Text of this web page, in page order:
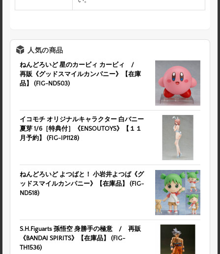
人気の商品
ねんどろいど 星のカービィ カービィ /
再販《グッドスマイルカンパニー》【在庫
品】 (FIG-ND503)
イコモチ オリジナルキャラクター 白バニー
夏芽 1/6［特典付］《ENSOUTOYS》【１１
月予約】 (FIG-IP1128)
ねんどろいど よつばと！ 小岩井よつば《グ
ッドスマイルカンパニー》【在庫品】 (FIG-
ND518)
S.H.Figuarts 孫悟空 身勝手の極意 / 再販
《BANDAI SPIRITS》【在庫品】 (FIG-
TH1536)